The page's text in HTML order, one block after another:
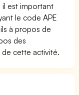
est important
le code APE
à propos de
des
de cette activité.